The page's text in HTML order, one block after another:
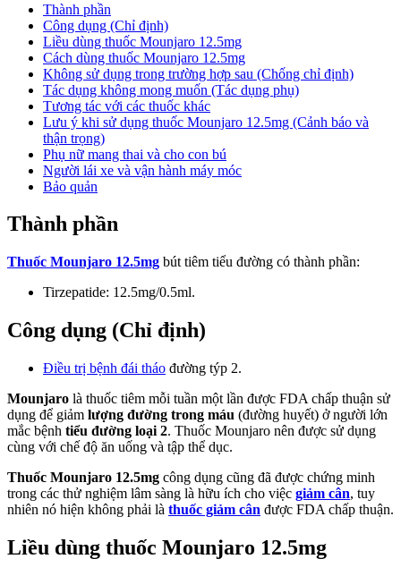
Thành phần
Công dụng (Chỉ định)
Liều dùng thuốc Mounjaro 12.5mg
Cách dùng thuốc Mounjaro 12.5mg
Không sử dụng trong trường hợp sau (Chống chỉ định)
Tác dụng không mong muốn (Tác dụng phụ)
Tương tác với các thuốc khác
Lưu ý khi sử dụng thuốc Mounjaro 12.5mg (Cảnh báo và
thận trọng)
Phụ nữ mang thai và cho con bú
Người lái xe và vận hành máy móc
Bảo quản
Thành phần
Thuốc Mounjaro 12.5mg bút tiêm tiểu đường có thành phần:
Tirzepatide: 12.5mg/0.5ml.
Công dụng (Chỉ định)
Điều trị bệnh đái tháo đường týp 2.
Mounjaro là thuốc tiêm mỗi tuần một lần được FDA chấp thuận sử
dụng để giảm lượng đường trong máu (đường huyết) ở người lớn
mắc bệnh tiểu đường loại 2. Thuốc Mounjaro nên được sử dụng
cùng với chế độ ăn uống và tập thể dục.
Thuốc Mounjaro 12.5mg công dụng cũng đã được chứng minh
trong các thử nghiệm lâm sàng là hữu ích cho việc giảm cân, tuy
nhiên nó hiện không phải là thuốc giảm cân được FDA chấp thuận.
Liều dùng thuốc Mounjaro 12.5mg